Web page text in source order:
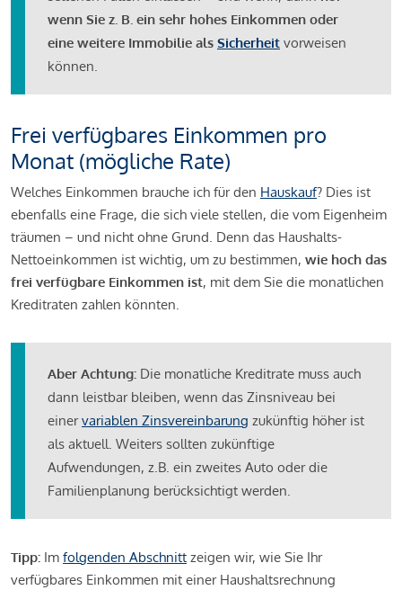
wenn Sie z. B. ein sehr hohes Einkommen oder
eine weitere Immobilie als Sicherheit vorweisen
können.
Frei verfügbares Einkommen pro
Monat (mögliche Rate)
Welches Einkommen brauche ich für den Hauskauf? Dies ist
ebenfalls eine Frage, die sich viele stellen, die vom Eigenheim
träumen – und nicht ohne Grund. Denn das Haushalts-
Nettoeinkommen ist wichtig, um zu bestimmen, wie hoch das
frei verfügbare Einkommen ist, mit dem Sie die monatlichen
Kreditraten zahlen könnten.
Aber Achtung: Die monatliche Kreditrate muss auch
dann leistbar bleiben, wenn das Zinsniveau bei
einervariablen Zinsvereinbarung zukünftig höher ist
als aktuell. Weiters sollten zukünftige
Aufwendungen, z.B. ein zweites Auto oder die
Familienplanung berücksichtigt werden.
Tipp: Im folgenden Abschnitt zeigen wir, wie Sie Ihr
verfügbares Einkommen mit einer Haushaltsrechnung